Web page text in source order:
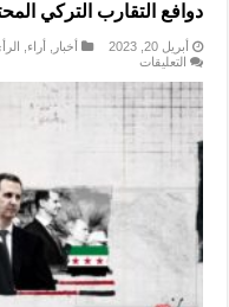
دوافع التقارب التركي
أبريل 20, 2023 أخبار أراء
التعليقاتعلى
التركي
مع
نظام
ومستقبله
مغلقة